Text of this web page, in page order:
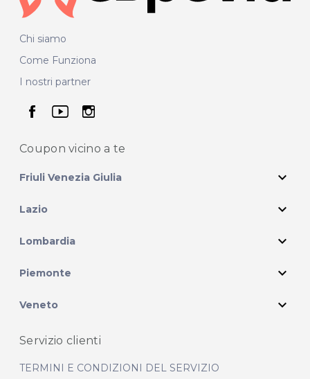
Chi siamo
Come Funziona
I nostri partner
seguici su facebook
seguici su youtube
seguici su instagram
Coupon vicino a te
Friuli Venezia Giulia expand_more
Lazio expand_more
Lombardia expand_more
Piemonte expand_more
Veneto expand_more
Servizio clienti
TERMINI E CONDIZIONI DEL SERVIZIO